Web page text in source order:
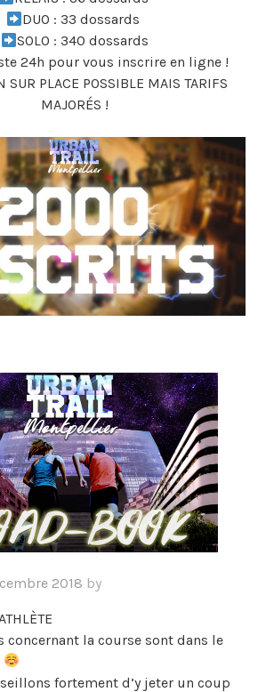
DUO : 33 dossards
SOLO : 340 dossards
24h pour vous inscrire en ligne !
SUR PLACE POSSIBLE MAIS TARIFS
MAJORÉS !
2018 by
concernant la course sont dans le
fortement d’y jeter un coup